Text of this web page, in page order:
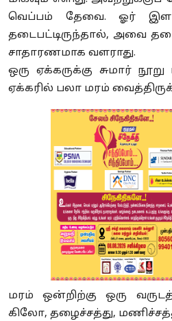
வெப்பம் தேவை. ஓர்
தடைபட்டிருந்தால், அவை
சாதாரணமாக வளராது.
ஒரு ஏக்கருக்கு சுமார்
ஏக்கரில் பலா மரம்
மரம் ஒன்றிற்கு ஒரு
கிலோ, தழைச்சத்து,